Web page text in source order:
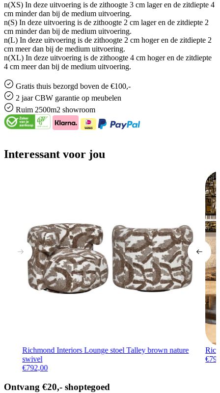
n(XS) In deze uitvoering is de zithoogte 3 cm lager en de zitdiepte 4
cm minder dan bij de medium uitvoering.
n(S) In deze uitvoering is de zithoogte 2 cm lager en de zitdiepte 2
cm minder dan bij de medium uitvoering.
n(L) In deze uitvoering is de zithoogte 2 cm hoger en de zitdiepte 2
cm meer dan bij de medium uitvoering.
n(XL) In deze uitvoering is de zithoogte 4 cm hoger en de zitdiepte
4 cm meer dan bij de medium uitvoering.
Gratis thuis bezorgd boven de €100,-
2 jaar CBW garantie op meubelen
Ruim 2500m2 showroom
Interessant voor jou
Richmond Interiors Lounge stoel Talley brown nature
swivel
€792,00
€
Ontvang €20,- shoptegoed